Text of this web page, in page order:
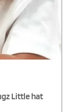
Little hat